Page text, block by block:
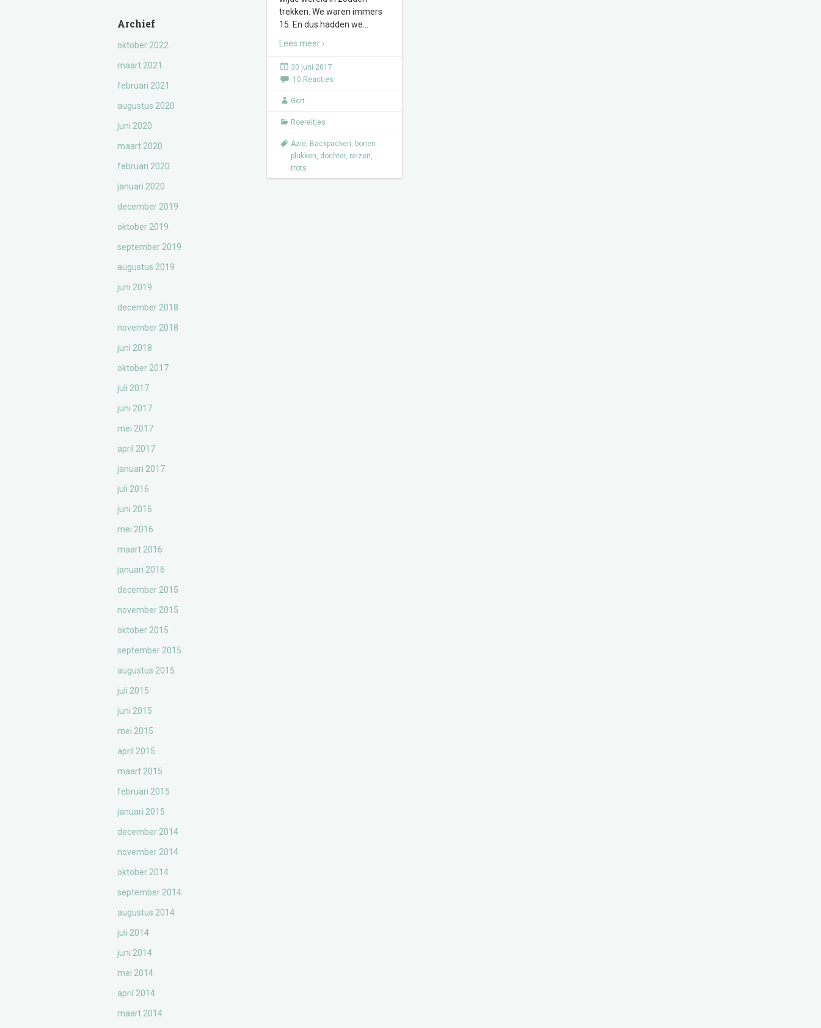
Archief
oktober 2022
maart 2021
februari 2021
augustus 2020
juni 2020
maart 2020
februari 2020
januari 2020
december 2019
oktober 2019
september 2019
augustus 2019
juni 2019
december 2018
november 2018
juni 2018
oktober 2017
juli 2017
juni 2017
mei 2017
april 2017
januari 2017
juli 2016
juni 2016
mei 2016
maart 2016
januari 2016
december 2015
november 2015
oktober 2015
september 2015
augustus 2015
juli 2015
juni 2015
mei 2015
april 2015
maart 2015
februari 2015
januari 2015
december 2014
november 2014
oktober 2014
september 2014
augustus 2014
juli 2014
juni 2014
mei 2014
april 2014
maart 2014
trekken. We waren immers
15. En dus hadden we
Lees meer ›
30 juni 2017
10 Reacties
Gert
Roereitjes
Azië, Backpacken, bonen
plukken, dochter, reizen,
trots